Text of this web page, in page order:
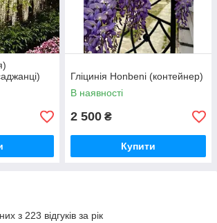
Гліцинія Honbeni (контейнер)
В наявності
2 500 ₴
Купити
з 223 відгуків за рік